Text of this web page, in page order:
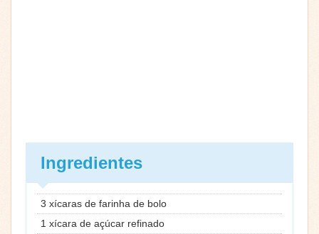
Ingredientes
3 xícaras de farinha de bolo
1 xícara de açúcar refinado